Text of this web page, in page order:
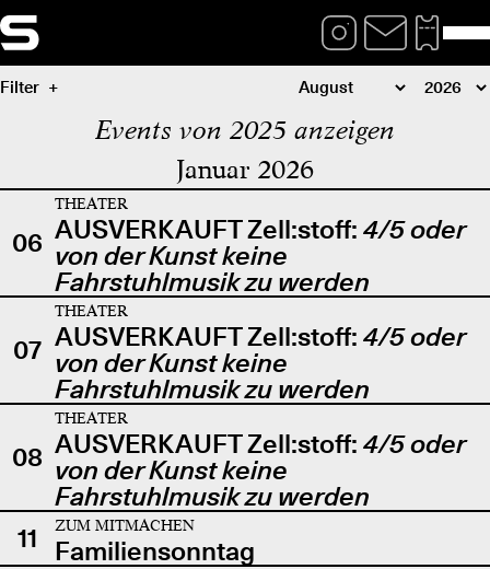
Filter
Events von 2025 anzeigen
Januar 2026
06
THEATER
AUSVERKAUFT Zell:stoff: 4/5 oder
von der Kunst keine
Fahrstuhlmusik zu werden
07
THEATER
AUSVERKAUFT Zell:stoff: 4/5 oder
von der Kunst keine
Fahrstuhlmusik zu werden
08
THEATER
AUSVERKAUFT Zell:stoff: 4/5 oder
von der Kunst keine
Fahrstuhlmusik zu werden
11
ZUM MITMACHEN
Familiensonntag